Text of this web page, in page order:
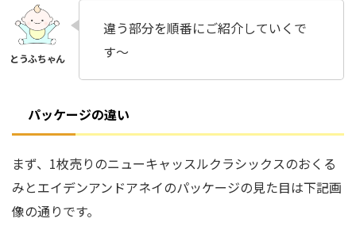
違う部分を順番にご紹介していくで
す〜
パッケージの違い
まず、1枚売りのニューキャッスルクラシックスのおくる
みとエイデンアンドアネイのパッケージの見た目は下記画
像の通りです。